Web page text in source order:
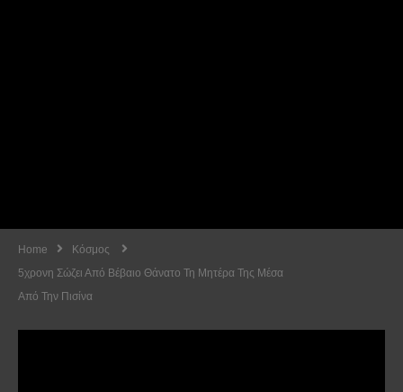
Home
Κόσμος
5χρονη Σώζει Από Βέβαιο Θάνατο Τη Μητέρα Της Μέσα
Από Την Πισίνα